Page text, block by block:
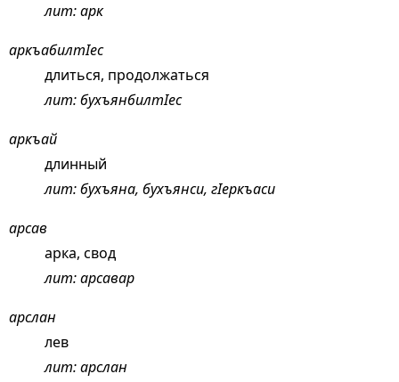
лит: арк
аркъабилтIес
длиться, продолжаться
лит: бухъянбилтIес
аркъай
длинный
лит: бухъяна, бухъянси, гIеркъаси
арсав
арка, свод
лит: арсавар
арслан
лев
лит: арслан